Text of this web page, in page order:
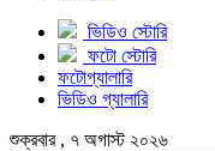
ভিডিও স্টোরি
ফটো স্টোরি
ফটোগ্যালারি
ভিডিও গ্যালারি
শুক্রবার , ৭ অগাস্ট ২০২৬